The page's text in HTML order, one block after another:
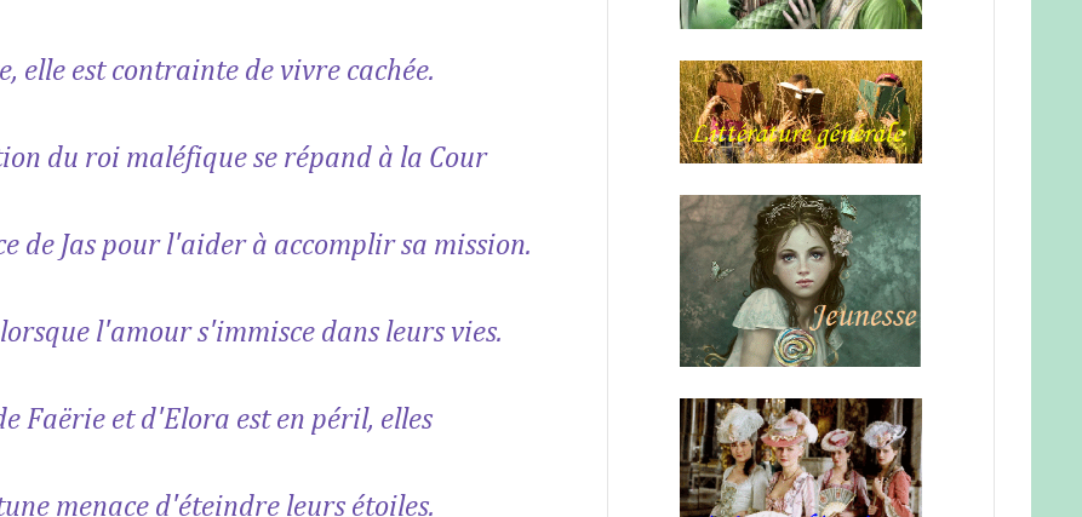
elle est contrainte de vivre cachée.
du roi maléfique se répand à la Cour
de Jas pour l'aider à accomplir sa mission.
l'amour s'immisce dans leurs vies.
Faërie et d'Elora est en péril, elles
menace d'éteindre leurs étoiles.